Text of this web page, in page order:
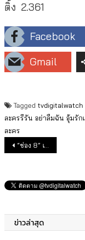
ติ้ง 2.361
Facebook
Gmail
Tagged tvdigitalwatch
ละครรีรัน อย่าลืมฉัน อุ้มรัก
ละคร
แนะแนวเรื่อง
“ช่อง 8” เปิดมาตรการเข้มกองถ่ายละคร ช่วง โควิด-19
ข่าวล่าสุด